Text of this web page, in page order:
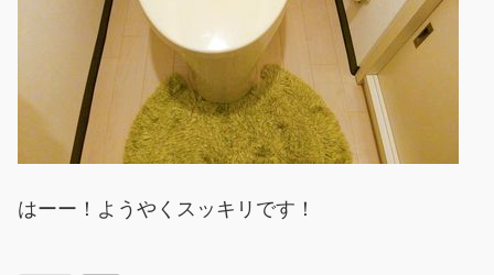
はーー！ようやくスッキリです！